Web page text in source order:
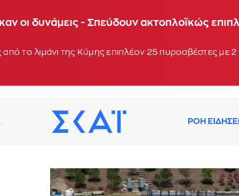
οι δυνάμεις - Σπεύδουν ακτοπλοϊκώς
από το λιμάνι της Κύμης επιπλέον 25 πυροσβέστες
ΡΟΗ